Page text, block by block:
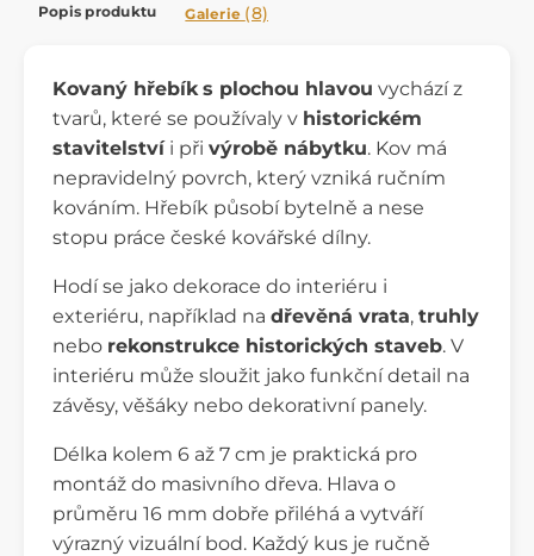
Popis produktu Galerie (8)
Kovaný hřebík s plochou hlavou vychází z
tvarů, které se používaly v historickém
stavitelstvíi při výrobě nábytku. Kov má
nepravidelný povrch, který vzniká ručním
kováním. Hřebík působí bytelně a nese
stopu práce české kovářské dílny.
Hodí se jako dekorace do interiéru i
exteriéru, například na dřevěná vrata, truhly
nebo rekonstrukce historických staveb. V
interiéru může sloužit jako funkční detail na
závěsy, věšáky nebo dekorativní panely.
Délka kolem 6 až 7 cm je praktická pro
montáž do masivního dřeva. Hlava o
průměru 16 mm dobře přiléhá a vytváří
výrazný vizuální bod. Každý kus je ručně